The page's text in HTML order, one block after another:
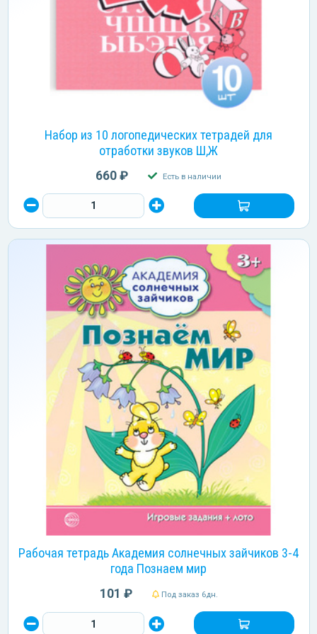
Набор из 10 логопедических тетрадей для
отработки звуков Ш,Ж
660 ₽ Есть в наличии
Рабочая тетрадь Академия солнечных зайчиков 3-4
года Познаем мир
101 ₽ Под заказ 6дн.